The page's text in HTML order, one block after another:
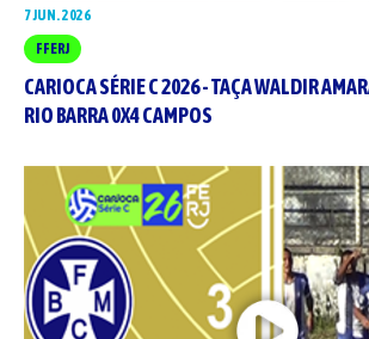
7 JUN. 2026
FFERJ
CARIOCA SÉRIE C 2026 - TAÇA WALDIR
RIO BARRA 0X4 CAMPOS